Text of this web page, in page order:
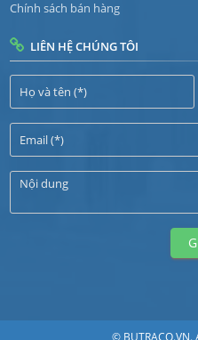
Chính sách bán hàng
LIÊN HỆ CHÚNG TÔI
©